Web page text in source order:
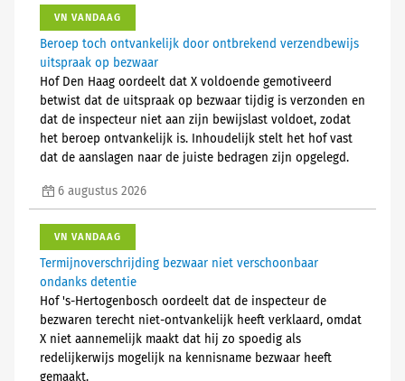
VN VANDAAG
Beroep toch ontvankelijk door ontbrekend verzendbewijs
uitspraak op bezwaar
Hof Den Haag oordeelt dat X voldoende gemotiveerd
betwist dat de uitspraak op bezwaar tijdig is verzonden en
dat de inspecteur niet aan zijn bewijslast voldoet, zodat
het beroep ontvankelijk is. Inhoudelijk stelt het hof vast
dat de aanslagen naar de juiste bedragen zijn opgelegd.
6 augustus 2026
VN VANDAAG
Termijnoverschrijding bezwaar niet verschoonbaar
ondanks detentie
Hof 's-Hertogenbosch oordeelt dat de inspecteur de
bezwaren terecht niet-ontvankelijk heeft verklaard, omdat
X niet aannemelijk maakt dat hij zo spoedig als
redelijkerwijs mogelijk na kennisname bezwaar heeft
gemaakt.